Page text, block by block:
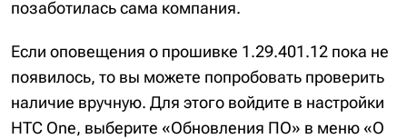
позаботилась сама компания.
Если оповещения о прошивке 1.29.401.12 пока не
появилось, то вы можете попробовать проверить
наличие вручную. Для этого войдите в настройки
HTC One, выберите «Обновления ПО» в меню «О